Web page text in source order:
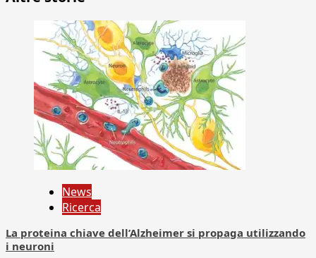
News
Ricerca
La proteina chiave dell’Alzheimer si propaga utilizzando
i neuroni